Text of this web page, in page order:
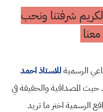
شرفتنا ونحب
الرسميةللاستاذ احمد
حيث المصداقية والحقيقة في
الرسمية اختر ما تريد